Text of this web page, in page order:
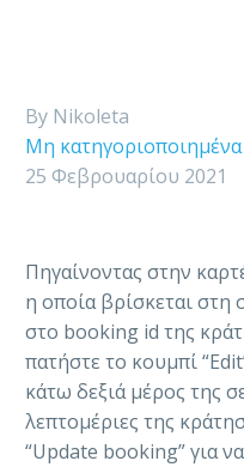
By Nikoleta
Μη κατηγοριοποιημένα
25 Φεβρουαρίου 2021
Πηγαίνοντας στην
η οποία βρίσκεται στη
στο booking id της
πατήστε το κουμπί
κάτω δεξιά μέρος της
λεπτομέριες της
“Update booking” για